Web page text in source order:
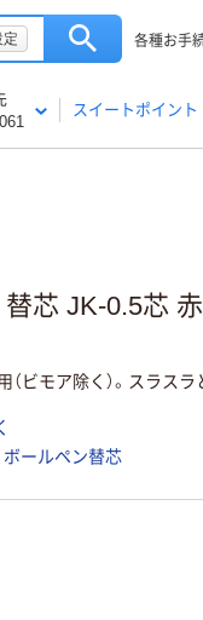
定 各種お手
スイートポイント
芯 JK-0.5芯 赤
（ビモア除く）。スラスラ
ボールペン替芯